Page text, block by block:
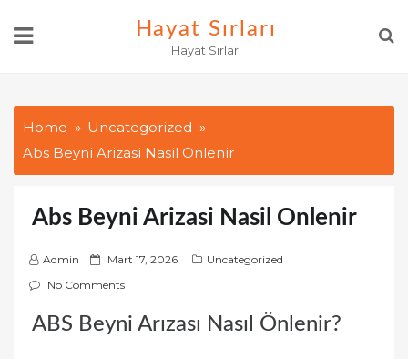
Hayat Sırları
Hayat Sırları
Home
Uncategorized
Abs Beyni Arizasi Nasil Onlenir
Abs Beyni Arizasi Nasil Onlenir
Admin
P
o
t
Mart 17, 2026
Uncategorized
No Comments
ABS Beyni Arızası Nasıl Önlenir?